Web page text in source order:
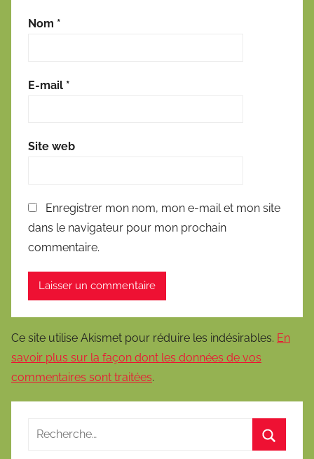
Nom *
E-mail *
Site web
Enregistrer mon nom, mon e-mail et mon site
dans le navigateur pour mon prochain
commentaire.
Ce site utilise Akismet pour réduire les indésirables. En
savoir plus sur la façon dont les données de vos
commentaires sont traitées.